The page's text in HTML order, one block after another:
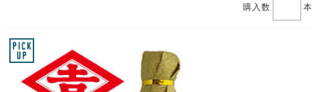
購入数 本